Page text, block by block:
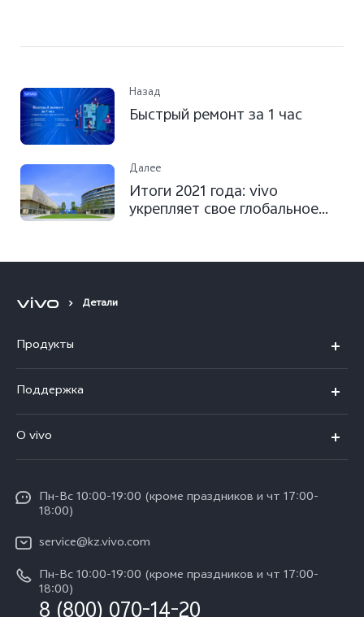
Назад
Быстрый ремонт за 1 час
Далее
Итоги 2021 года: vivo
укрепляет свое глобальное
стратегического партнерства,
Детали
Продукты
V40
V30 5G
Y100
Y28
Y18
Y17s
Поддержка
Сервисные центры
Funtouch OS
IMEI аутентификация
Обновление системы
Запрос хода ремонта
O vivo
Пресс-центр
Карьера в vivo
Юридическая информация
О нас
Пн-Вс 10:00-19:00 (кроме праздников и чт 17:00-
18:00)
service@kz.vivo.com
Пн-Вс 10:00-19:00 (кроме праздников и чт 17:00-
18:00)